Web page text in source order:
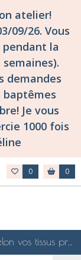
atelier!
09/26. Vous
pendant la
demandes
Je vous
1000 fois
0 0
Choisissez un modèle et personnalisez-le selon vos tissus préférés de mes collections en ligne, je le confectionnerai selon vos souhaits